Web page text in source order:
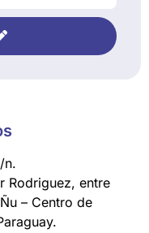
n.
Rodriguez, entre
– Centro de